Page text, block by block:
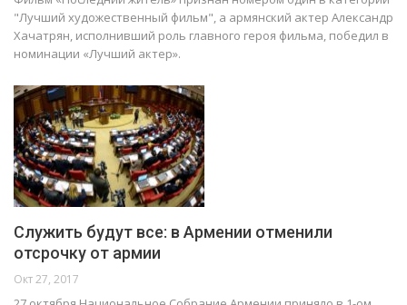
"Лучший художественный фильм", а армянский актер Александр
Хачатрян, исполнивший роль главного героя фильма, победил в
номинации «Лучший актер».
Служить будут все: в Армении отменили
отсрочку от армии
Окт 27, 2017